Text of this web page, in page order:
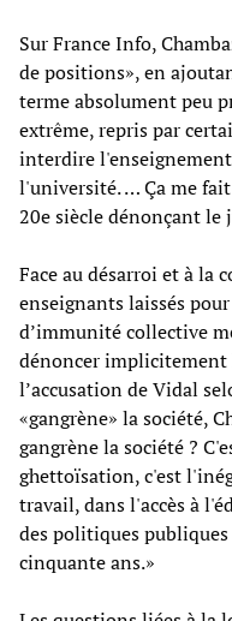
Sur France Info,
de positions», en
terme absolument peu
extrême, repris par
interdire
l'université. … Ça me
20e siècle dénonçant le
Face au désarroi et à la
enseignants laissés
d’immunité collective
dénoncer implicitement
l’accusation de Vidal
«gangrène» la société,
gangrène la société ?
ghettoïsation, c'est
travail, dans l'accès à
des politiques
cinquante ans.»